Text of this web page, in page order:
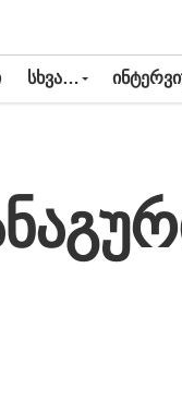
ᲡᲮᲕᲐ…